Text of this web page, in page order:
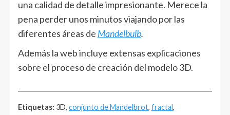
una calidad de detalle impresionante. Merece la
pena perder unos minutos viajando por las
diferentes áreas de Mandelbulb.
Además la web incluye extensas explicaciones
sobre el proceso de creación del modelo 3D.
Etiquetas: 3D, conjunto de Mandelbrot, fractal,